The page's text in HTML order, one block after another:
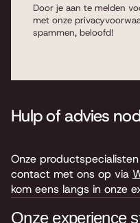
Door je aan te melden
met onze
spammen, beloofd!
Hulp of advies
Onze
contact met ons op via
kom eens langs in onze
Onze experience